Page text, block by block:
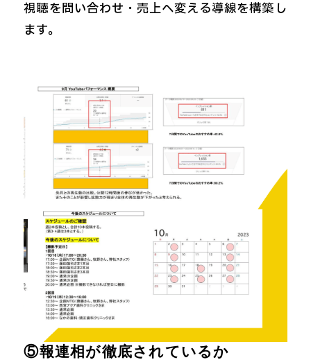
視聴を問い合わせ・売上へ変える導線を構築し
ます。
⑤報連相が徹底されているか